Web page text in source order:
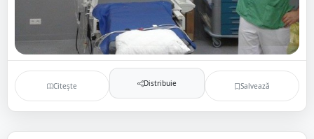
Citește Distribuie Salvează